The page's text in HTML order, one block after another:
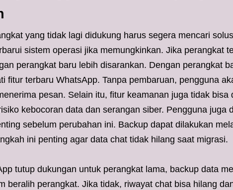
yang tidak lagi didukung harus segera mencari
sistem operasi jika memungkinkan. Jika perangkat
perangkat baru lebih disarankan. Dengan perangkat
fitur terbaru WhatsApp. Tanpa pembaruan, pengguna
pesan. Selain itu, fitur keamanan juga tidak bisa
kebocoran data dan serangan siber. Pengguna juga
sebelum perubahan ini. Backup dapat dilakukan
ini penting agar data chat tidak hilang saat migrasi.
tutup dukungan untuk perangkat lama, backup data
beralih perangkat. Jika tidak, riwayat chat bisa hilang